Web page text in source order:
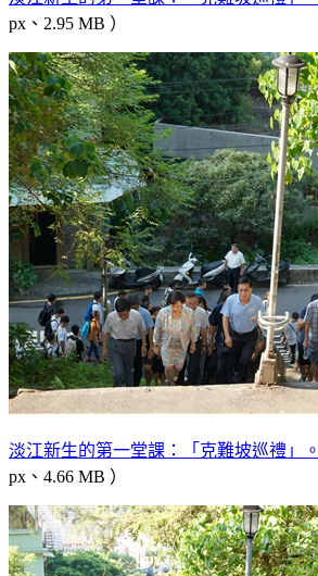
px、2.95 MB ）
淡江新生的第一堂課：「克難坡巡禮」。
px、4.66 MB ）